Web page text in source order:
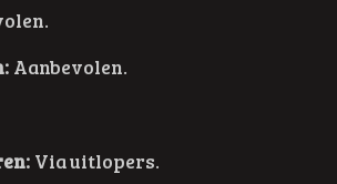
Aanbevolen.
Via uitlopers.